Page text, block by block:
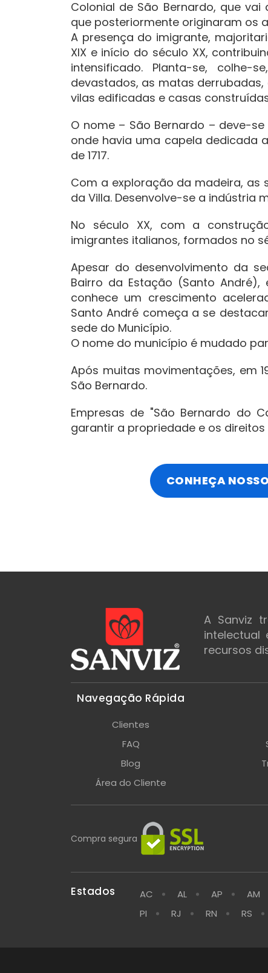
Colonial de São Bernardo, que
que posteriormente originaram os
A presença do imigrante,
XIX e início do século XX,
intensificado. Planta-se, colhe-
devastados, as matas
vilas edificadas e casas
O nome – São Bernardo – deve-
onde havia uma capela dedicada
de 1717.
Com a exploração da madeira, as
da Villa. Desenvolve-se a indústria
No século XX, com a
imigrantes italianos, formados no
Apesar do desenvolvimento da
Bairro da Estação (Santo André),
conhece um crescimento
Santo André começa a se
sede do Município.
O nome do município é mudado
Após muitas movimentações, em
São Bernardo.
Empresas de "São Bernardo do
garantir a propriedade e os
CONHEÇA
A Sanviz
intelectual
recursos
Navegação Rápida
Clientes
FAQ
Blog
Área do Cliente
Compra segura
Estados AC AL AP AM
PI
RJ RN RS